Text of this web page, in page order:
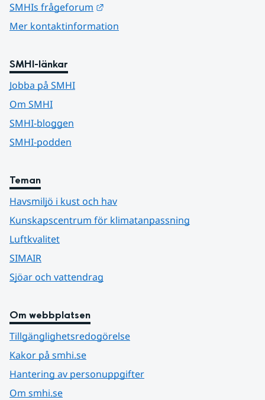
SMHIs frågeforum
Mer kontaktinformation
SMHI-länkar
Jobba på SMHI
Om SMHI
SMHI-bloggen
SMHI-podden
Teman
Havsmiljö i kust och hav
Kunskapscentrum för klimatanpassning
Luftkvalitet
SIMAIR
Sjöar och vattendrag
Om webbplatsen
Tillgänglighetsredogörelse
Kakor på smhi.se
Hantering av personuppgifter
Om smhi.se